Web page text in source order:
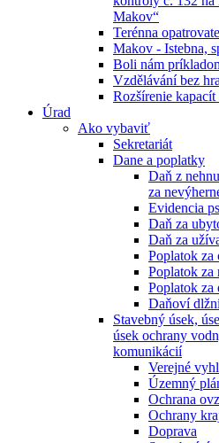
Makov“
Terénna
Makov - Istebna,
Boli nám
Vzdělávání bez
Rozšírenie
Úrad
Ako vybaviť
Sekretariát
Dane a poplatky
Daň z
za
Evidencia
Daň za
Daň za
Poplatok za
Poplatok za
Poplatok za
Daňoví
Stavebný úsek,
úsek ochrany
komunikácií
Verejné
Územný
Ochrana
Ochrany
Doprava